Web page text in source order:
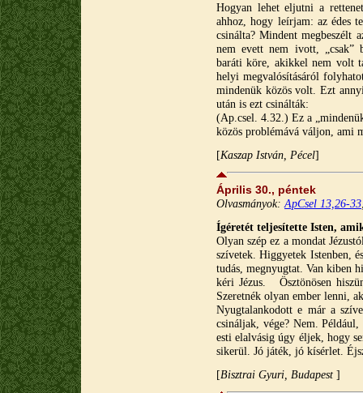
Hogyan lehet eljutni a
ahhoz, hogy leírjam: az édes
csinálta? Mindent megbeszélt
nem evett nem ivott, „csak”
baráti köre, akikkel nem volt
helyi megvalósításáról
mindenük közös volt. Ezt
után is ezt csinálták:
(Ap.csel. 4.32.) Ez a
közös problémává váljon, ami
[Kaszap István, Pécel]
Április 30., péntek
Olvasmányok: ApCsel 13,26-33
Ígéretét teljesítette Isten,
Olyan szép ez a mondat
szívetek. Higgyetek Istenben,
tudás, megnyugtat. Van kiben
kéri Jézus. Ösztönösen
Szeretnék olyan ember lenni,
Nyugtalankodott e már a
csináljak, vége? Nem.
esti elalvásig úgy éljek, hogy
sikerül. Jó játék, jó kísérlet.
[Bisztrai Gyuri, Budapest ]